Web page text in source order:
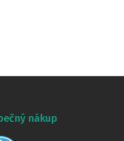
nákup